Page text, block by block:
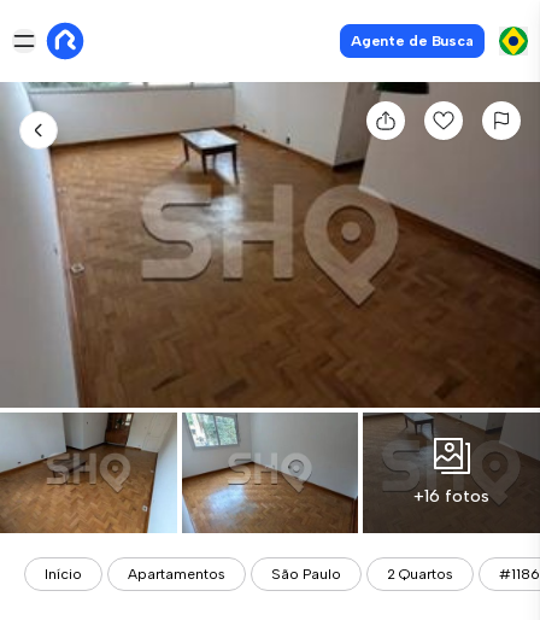
Agente de Busca
+16 fotos
Início Apartamentos São Paulo 2 Quartos